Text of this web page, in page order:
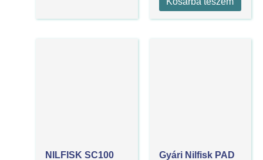
NILFISK SC100
Gyári Nilfisk PAD